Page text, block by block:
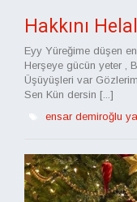
Hakkını
Eyy Yüreğime düşen
Herşeye gücün yeter ,
Üşüyüşleri var
Sen Kün dersin [...]
ensar demiroğlu